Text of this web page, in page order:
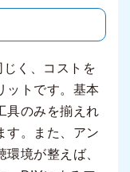
く、コストを
ットです。基本
具のみを揃えれ
す。また、アン
境が整えば、